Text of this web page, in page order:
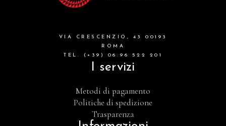
VIA CRESCENZIO, 43 00193
ROMA
TEL. (+39) 06 96 522 201
I servizi
Metodi di pagamento
Politiche di spedizione
Trasparenza